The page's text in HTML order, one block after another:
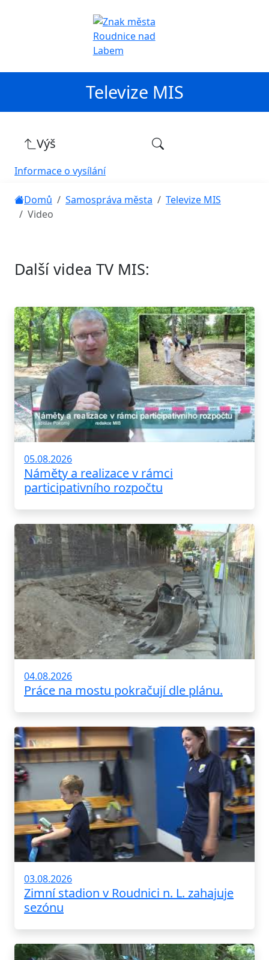
Televize MIS
Výš
Informace o vysílání
Domů Samospráva města
Televize MIS
Video
Další videa TV MIS:
05.08.2026
Náměty a realizace v rámci
participativního rozpočtu
04.08.2026
Práce na mostu pokračují dle plánu.
03.08.2026
Zimní stadion v Roudnici n. L. zahajuje
sezónu